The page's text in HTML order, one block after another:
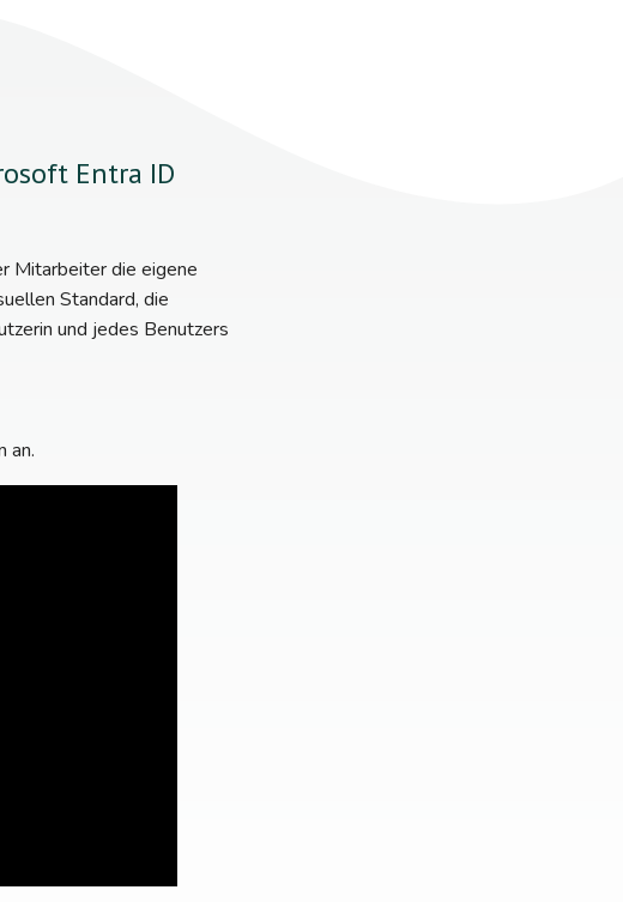
Entra ID
Mitarbeiter die eigene
Standard, die
und jedes Benutzers
an.